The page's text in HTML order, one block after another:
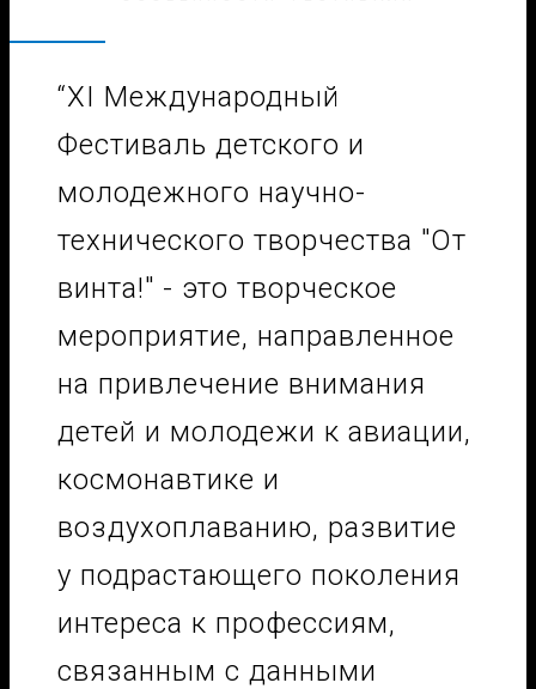
“XI Международный
Фестиваль детского и
молодежного научно-
технического творчества "От
винта!" - это творческое
мероприятие, направленное
на привлечение внимания
детей и молодежи к авиации,
космонавтике и
воздухоплаванию, развитие
у подрастающего поколения
интереса к профессиям,
связанным с данными